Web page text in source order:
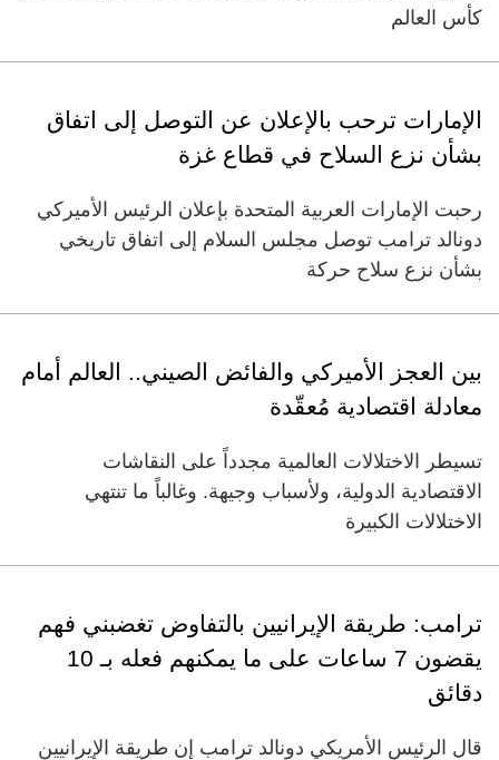
كأس العالم
الإمارات ترحب بالإعلان عن التوصل إلى اتفاق
بشأن نزع السلاح في قطاع غزة
رحبت الإمارات العربية المتحدة بإعلان الرئيس الأميركي
دونالد ترامب توصل مجلس السلام إلى اتفاق تاريخي
بشأن نزع سلاح حركة
بين العجز الأميركي والفائض الصيني.. العالم أمام
معادلة اقتصادية مُعقّدة
تسيطر الاختلالات العالمية مجدداً على النقاشات
الاقتصادية الدولية، ولأسباب وجيهة. وغالباً ما تنتهي
الاختلالات الكبيرة
ترامب: طريقة الإيرانيين بالتفاوض تغضبني فهم
يقضون 7 ساعات على ما يمكنهم فعله بـ 10
دقائق
قال الرئيس الأمريكي دونالد ترامب إن طريقة الإيرانيين